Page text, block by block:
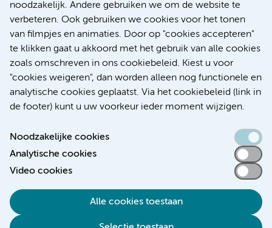
noodzakelijk. Andere gebruiken we om de website te
verbeteren. Ook gebruiken we cookies voor het tonen
van filmpjes en animaties. Door op "cookies accepteren"
te klikken gaat u akkoord met het gebruik van alle cookies
zoals omschreven in ons cookiebeleid. Kiest u voor
"cookies weigeren", dan worden alleen nog functionele en
analytische cookies geplaatst. Via het cookiebeleid (link in
de footer) kunt u uw voorkeur ieder moment wijzigen.
Noodzakelijke cookies
Analytische cookies
Video cookies
Alle cookies toestaan
Werken bij Amsterdam UMC
Over Amsterdam UMC
Nieuws
Research
Educatie Locatie VUmc
Toegankelijkheidsverklaring
Algemene privacyverklaring